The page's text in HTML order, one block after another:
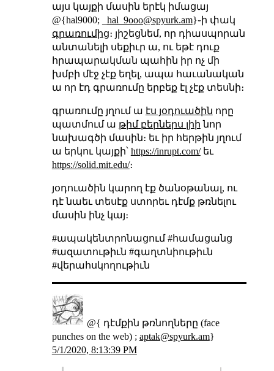
այս կայքի մասին երէկ իմացայ
@{hal9000; _ hal_9ooo@spyurk.am}֊ի փակ
գրառումից։ յիշեցնեմ, որ դիասպորան
անտանելի սեքիւր ա, ու եթէ դուք
հրապարակման պահին իր ոչ մի
խմբի մէջ չէք եղել, ապա հաւանական
ա որ էդ գրառումը երբեք էլ չէք տեսնի։
գրառումը յղում ա էս յօդուածին որը
պատմում ա թիմ բերներս լիի նոր
նախագծի մասին։ եւ իր հերթին յղում
ա երկու կայքի՝ https://inrupt.com/եւ
https://solid.mit.edu/։
յօդուածին կարող էք ծանօթանալ, ու
դէ նաեւ տեսէք ստորեւ դէմք թռնելու
մասին ինչ կայ։
#ապակենտրոնացում #համացանց
#ազատութիւն #գաղտնիութիւն
#վերահսկողութիւն
@{ դէմքին թռնողները (face
punches on the web) ; aptak@spyurk.am}
5/1/2020, 8:13:39 PM